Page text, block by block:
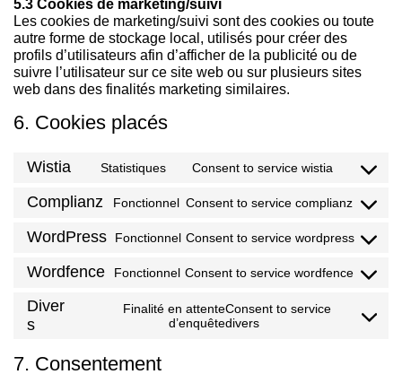
5.3 Cookies de marketing/suivi
Les cookies de marketing/suivi sont des cookies ou toute
autre forme de stockage local, utilisés pour créer des
profils d’utilisateurs afin d’afficher de la publicité ou de
suivre l’utilisateur sur ce site web ou sur plusieurs sites
web dans des finalités marketing similaires.
6. Cookies placés
Wistia Statistiques Consent to service wistia
Complianz Fonctionnel Consent to service complianz
WordPress Fonctionnel Consent to service wordpress
Wordfence Fonctionnel Consent to service wordfence
Diver
s
Finalité en attente
d’enquête
Consent to service
divers
7. Consentement